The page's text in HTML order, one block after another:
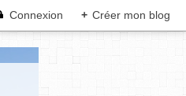
Connexion + Créer mon blog